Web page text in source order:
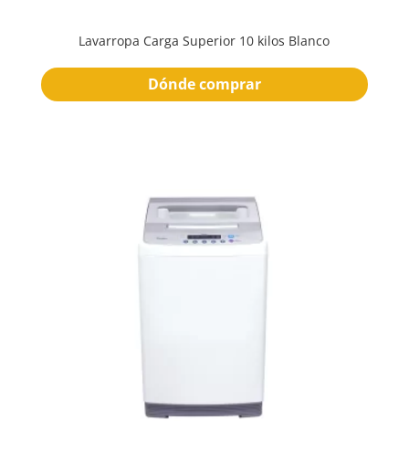
Lavarropa Carga Superior 10 kilos Blanco
Dónde comprar